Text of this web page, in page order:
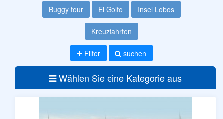
Buggy tour El Golfo Insel Lobos
Kreuzfahrten
Filter suchen
Wählen Sie eine Kategorie aus